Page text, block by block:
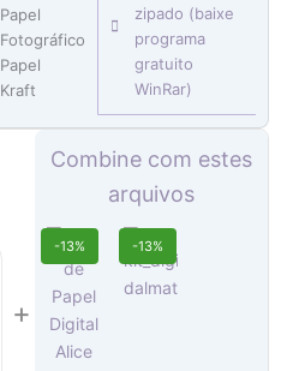
Papel
Fotográfico
Papel
Kraft
zipado (baixe
programa
gratuito
WinRar)
+
Combine com estes
arquivos
-13%
O
preço
original
era:
R$ 14,90.
O
preço
atual
é:
R$ 12,90.
-13%
O
preço
original
O
preço
atual